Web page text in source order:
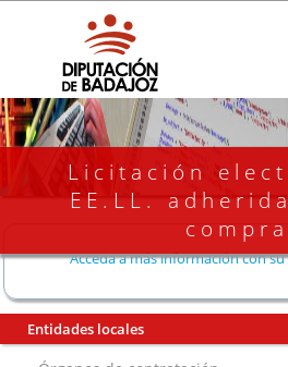
Licitación
EE.LL.
Acceda a más información con
Entidades locales